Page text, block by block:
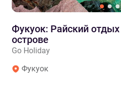
Фукуок: Райский
острове
Go Holiday
Фукуок